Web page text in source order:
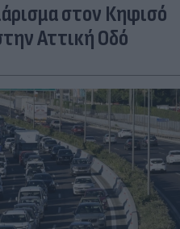
στον Κηφισό
Αττική Οδό